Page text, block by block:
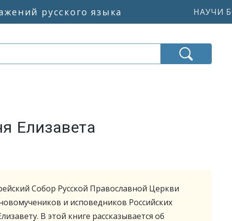
русского языка НАУЧИ
Елизавета
Собор Русской Православной Церкви
и исповедников Российских
В этой книге рассказывается об